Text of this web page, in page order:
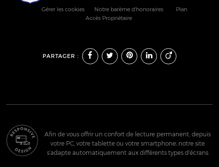
Gérer les cookies Notre barème d'honoraires
Plan
Accès Propriétaire
PARTAGER :
Afin de vous offrir un confort de lecture permanent, depuis
votre PC, votre tablette ou votre smartphone, notre site
s’adapte automatiquement aux différents types d'écrans